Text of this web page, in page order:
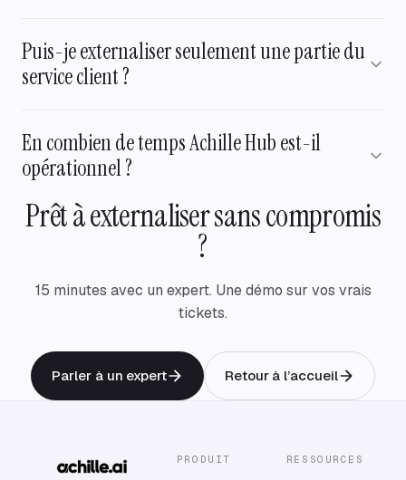
vos politiques sont appliqués à la lettre, et vous gardez la
visibilité sur chaque échange.
Puis-je externaliser seulement une partie du
service client ?
les week-ends ou une langue précise) et coupez-le quand
vous voulez.
En combien de temps Achille Hub est-il
opérationnel ?
La connexion à vos outils (Shopify, Gorgias, Zendesk…)
prend environ 5 minutes, sans ingénierie.
Prêt à externaliser sans compromis
?
15 minutes avec un expert. Une démo sur vos vrais
tickets.
Parler à un expert Retour à l’accueil
PRODUIT RESSOURCES